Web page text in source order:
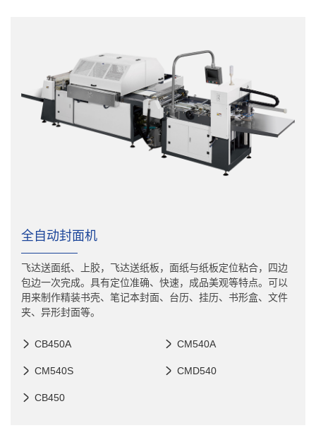
全自动封面机
飞达送面纸、上胶，飞达送纸板，面纸与纸板定位粘合，四边
包边一次完成。具有定位准确、快速，成品美观等特点。可以
用来制作精装书壳、笔记本封面、台历、挂历、书形盒、文件
夹、异形封面等。
CB450A CM540A
CM540S CMD540
CB450